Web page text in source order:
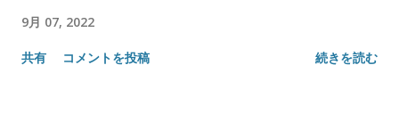
9月 07, 2022
共有 コメントを投稿 続きを読む